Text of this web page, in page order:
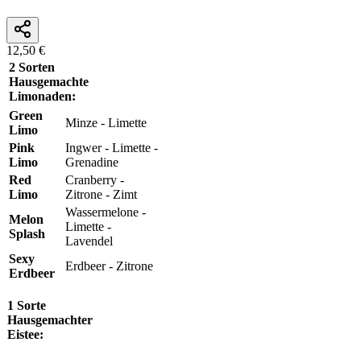
12,50 €
2 Sorten
Hausgemachte
Limonaden:
Green
Limo
Minze - Limette
Pink
Limo
Ingwer - Limette -
Grenadine
Red
Limo
Cranberry -
Zitrone - Zimt
Melon
Splash
Wassermelone -
Limette -
Lavendel
Sexy
Erdbeer
Erdbeer - Zitrone
1 Sorte
Hausgemachter
Eistee: